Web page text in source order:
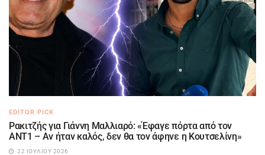
EDITOR PICK
Ρακιτζής για Γιάννη Μαλλιαρό: «Έφαγε πόρτα από τον
ΑΝΤ1 – Αν ήταν καλός, δεν θα τον άφηνε η Κουτσελίνη»
22 ΙΟΥΛΊΟΥ 2026